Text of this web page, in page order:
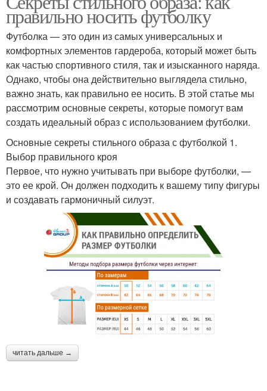
правильно носить футболку
Футболка — это один из самых универсальных и
комфортных элементов гардероба, который может быть
как частью спортивного стиля, так и изысканного наряда.
Однако, чтобы она действительно выглядела стильно,
важно знать, как правильно ее носить. В этой статье мы
рассмотрим основные секреты, которые помогут вам
создать идеальный образ с использованием футболки.
Основные секреты стильного образа с футболкой 1.
Выбор правильного кроя
Первое, что нужно учитывать при выборе футболки, —
это ее крой. Он должен подходить к вашему типу фигуры
и создавать гармоничный силуэт.
читать дальше →